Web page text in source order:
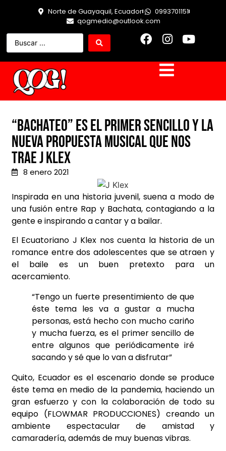
Norte de Guayaquil, Ecuador
0993701151
qogmedio@outlook.com
“Bachateo” es el primer sencillo y la
nueva propuesta musical que nos
trae J Klex
8 enero 2021
Inspirada en una historia juvenil, suena a modo de
una fusión entre Rap y Bachata, contagiando a la
gente e inspirando a cantar y a bailar.
El Ecuatoriano J Klex nos cuenta la historia de un
romance entre dos adolescentes que se atraen y
el baile es un buen pretexto para un
acercamiento.
“Tengo un fuerte presentimiento de que
éste tema les va a gustar a mucha
personas, está hecho con mucho cariño
y mucha fuerza, es el primer sencillo de
entre algunos que periódicamente iré
sacandoy sé que lo van a disfrutar”
Quito, Ecuador es el escenario donde se produce
éste tema en medio de la pandemia, haciendo un
gran esfuerzo y con la colaboración de todo su
equipo (FLOWMAR PRODUCCIONES) creando un
ambiente espectacular de amistad y
camaradería, además de muy buenas vibras.